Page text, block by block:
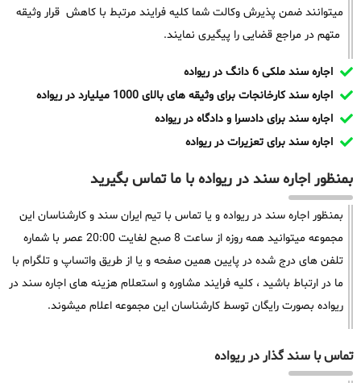
میتوانند ضمن پذیرش وکالت شما کلیه فرایند مرتبط با کاهش قرار وثیقه
متهم در مراجع قضایی را پیگیری نمایند.
اجاره سند ملکی 6 دانگ در ریواده
اجاره سند کارخانجات برای وثیقه های بالای 1000 میلیارد در ریواده
اجاره سند برای دادسرا و دادگاه در ریواده
اجاره سند برای تعزیرات در ریواده
بمنظور اجاره سند در ریواده با ما تماس بگیرید
بمنظور اجاره سند در ریواده و یا تماس با تیم ایران سند و کارشناسان این
مجموعه میتوانید همه روزه از ساعت 8 صبح لغایت 20:00 عصر با شماره
تلفن های درج شده در پایین همین صفحه و یا از طریق واتساپ و تلگرام با
ما در ارتباط باشید ، کلیه فرایند مشاوره و استعلام هزینه های اجاره سند در
ریواده بصورت رایگان توسط کارشناسان این مجموعه اعلام میشوند.
تماس با سند گذار در ریواده